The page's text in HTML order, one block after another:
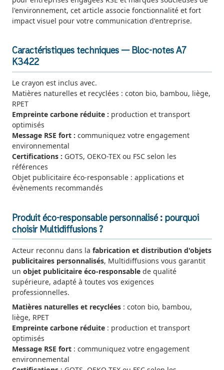
l'environnement, cet article associe fonctionnalité et fort
impact visuel pour votre communication d'entreprise.
Caractéristiques techniques — Bloc-notes A7
K3422
Le crayon est inclus avec.
Matières naturelles et recyclées : coton bio, bambou, liège,
RPET
Empreinte carbone réduite : production et transport
optimisés
Message RSE fort : communiquez votre engagement
environnemental
Certifications : GOTS, OEKO-TEX ou FSC selon les
références
Objet publicitaire éco-responsable : applications et
évènements recommandés
Produit éco-responsable personnalisé : pourquoi
choisir Multidiffusions ?
Acteur reconnu dans la fabrication et distribution d'objets
publicitaires personnalisés, Multidiffusions vous garantit
un objet publicitaire éco-responsable de qualité
supérieure, adapté à toutes vos exigences
professionnelles.
Matières naturelles et recyclées : coton bio, bambou,
liège, RPET
Empreinte carbone réduite : production et transport
optimisés
Message RSE fort : communiquez votre engagement
environnemental